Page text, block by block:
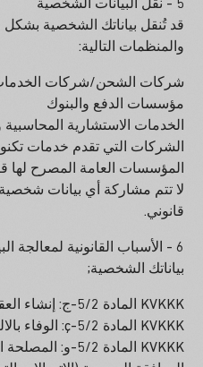
5 - نقل البيانات الشخصية
قد تُنقل بياناتك الشخصية
والمنظمات التالية:
شركات الشحن/شركات
مؤسسات الدفع والبنوك
الخدمات الاستشارية المحاسبية
الشركات التي تقدم خدمات
المؤسسات العامة المصرح لها
لا تتم مشاركة أي بيانات
قانوني.
6 - الأسباب القانونية لمعالجة البيانات الشخصية
بياناتك الشخصية;
KVKKK المادة 5/2-ج: إنشاء العقد أو تنفيذه
KVKKK المادة 5/2-ç: الوفاء بالالتزام القانوني
KVKKK المادة 5/2-و: المصلحة المشروعة